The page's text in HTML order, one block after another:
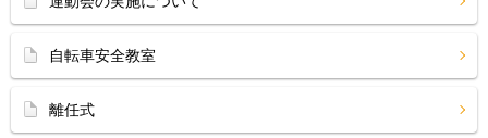
自転車安全教室
離任式